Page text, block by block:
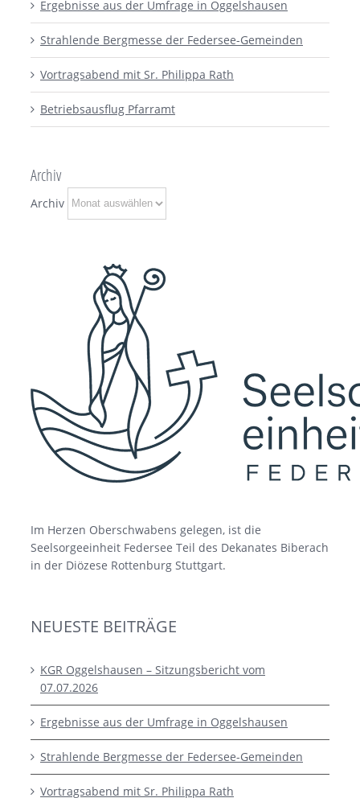
Ergebnisse aus der Umfrage in Oggelshausen
Strahlende Bergmesse der Federsee-Gemeinden
Vortragsabend mit Sr. Philippa Rath
Betriebsausflug Pfarramt
Archiv
Archiv
Im Herzen Oberschwabens gelegen, ist die
Seelsorgeeinheit Federsee Teil des Dekanates Biberach
in der Diözese Rottenburg Stuttgart.
NEUESTE BEITRÄGE
KGR Oggelshausen – Sitzungsbericht vom
07.07.2026
Ergebnisse aus der Umfrage in Oggelshausen
Strahlende Bergmesse der Federsee-Gemeinden
Vortragsabend mit Sr. Philippa Rath